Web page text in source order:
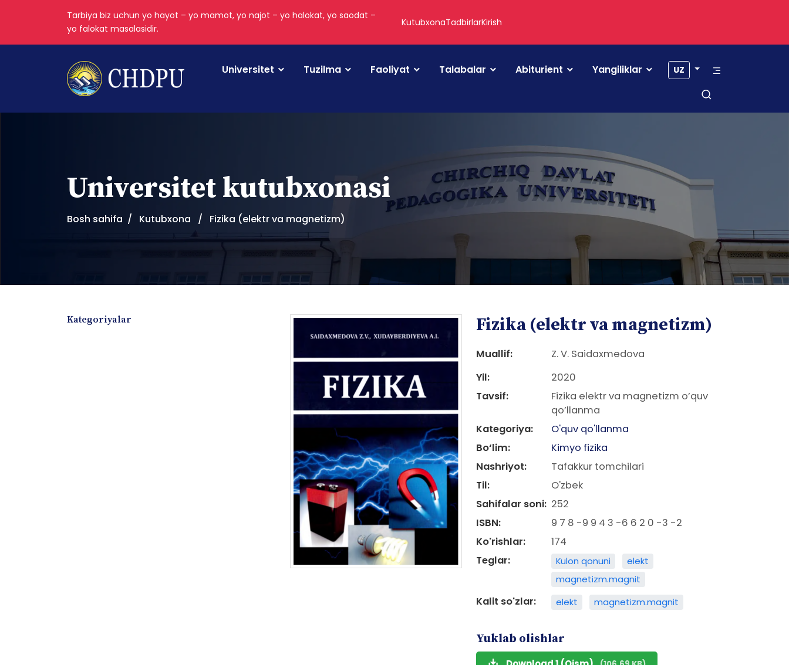
Tarbiya biz uchun yo hayot – yo mamot, yo najot – yo halokat, yo saodat –
yo falokat masalasidir.
KutubxonaTadbirlarKirish
Universitet Tuzilma Faoliyat Talabalar Abiturient Yangiliklar UZ
Universitet kutubxonasi
Bosh sahifa Kutubxona Fizika (elektr va magnetizm)
Kategoriyalar Fizika (elektr va magnetizm)
Muallif:
Z. V. Saidaxmedova
Yil:
2020
Tavsif:
Fizika elektr va magnetizm o’quv
qo’llanma
Kategoriya:
O'quv qo'llanma
Bo‘lim:
Kimyo fizika
Nashriyot:
Tafakkur tomchilari
Til:
O'zbek
Sahifalar soni: 252
ISBN:
9 7 8 -9 9 4 3 -6 6 2 0 -3 -2
Ko'rishlar:
174
Teglar:
Kulon qonuni
elekt
magnetizm.magnit
Kalit so'zlar: elekt magnetizm.magnit
Yuklab olishlar